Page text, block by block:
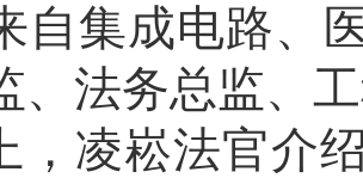
自集成电路、
、法务总监、
，凌崧法官介